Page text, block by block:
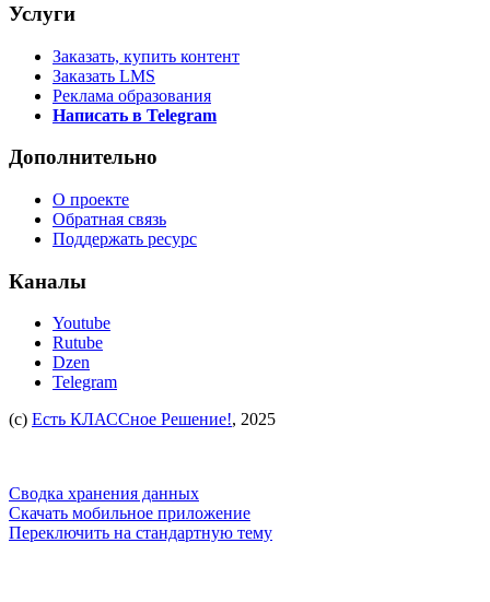
Услуги
Заказать, купить контент
Заказать LMS
Реклама образования
Написать в Telegram
Дополнительно
О проекте
Обратная связь
Поддержать ресурс
Каналы
Youtube
Rutube
Dzen
Telegram
(c) Есть КЛАССное Решение!, 2025
Сводка хранения данных
Скачать мобильное приложение
Переключить на стандартную тему